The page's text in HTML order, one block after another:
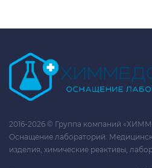
2016-2026 © Группа компаний
Оснащение лабораторий.
изделия, химические реактивы,